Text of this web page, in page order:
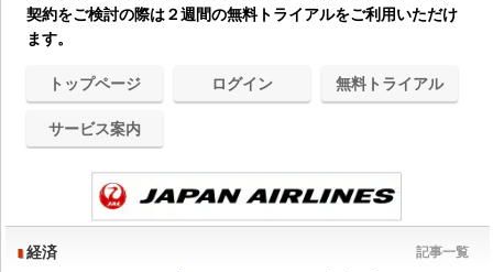
契約をご検討の際は２週間の無料トライアルをご利用いただけ
ます。
トップページ ログイン 無料トライアル
サービス案内
経済 記事一覧